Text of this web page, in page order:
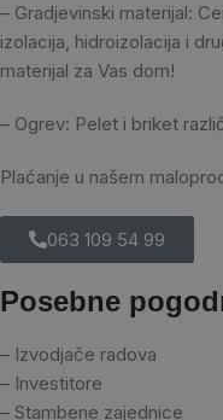
– Gradjevinski materijal:
izolacija, hidroizolacija i
materijal za Vas dom!
– Ogrev: Pelet i briket
Plaćanje u našem
063 109 54 99
Posebne
– Izvodjače radova
– Investitore
– Stambene zajednice